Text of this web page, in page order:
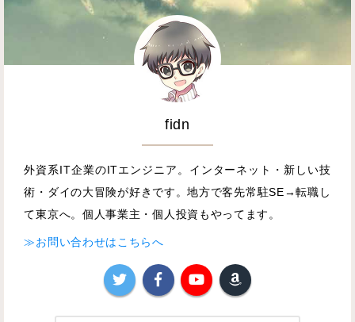
fidn
外資系IT企業のITエンジニア。インターネット・新しい技
術・ダイの大冒険が好きです。地方で客先常駐SE→転職し
て東京へ。個人事業主・個人投資もやってます。
≫お問い合わせはこちらへ